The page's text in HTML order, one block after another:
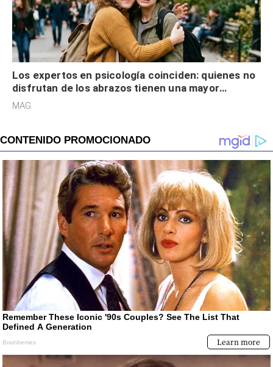
Los expertos en psicología coinciden: quienes no
disfrutan de los abrazos tienen una mayor
sensibilidad a los estímulos físicos y no es por
MAG.